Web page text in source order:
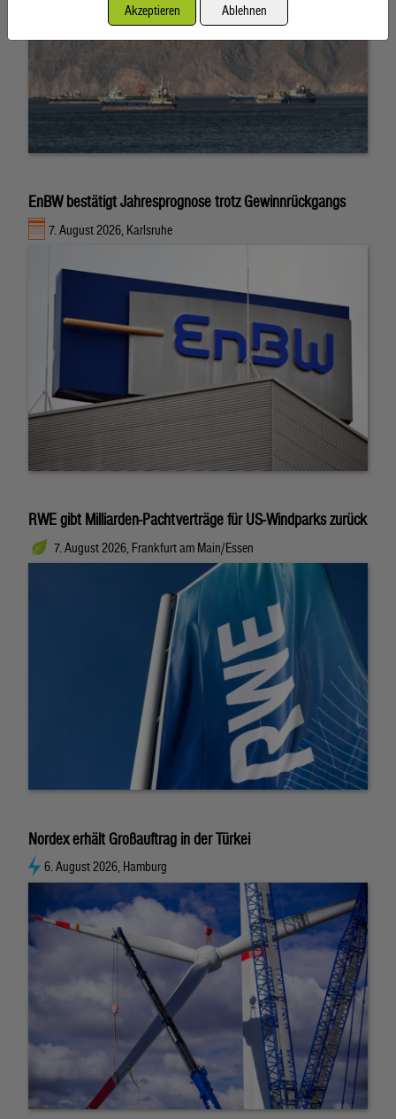
EnBW bestätigt Jahresprognose trotz Gewinnrückgangs
7. August 2026, Karlsruhe
RWE gibt Milliarden-Pachtverträge für US-Windparks zurück
7. August 2026, Frankfurt am Main/Essen
Nordex erhält Großauftrag in der Türkei
6. August 2026, Hamburg
Akzeptieren Ablehnen